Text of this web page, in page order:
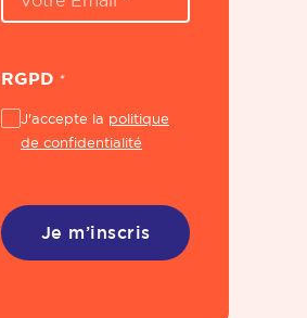
mail
RGPD *
J'accepte la politique
de confidentialité